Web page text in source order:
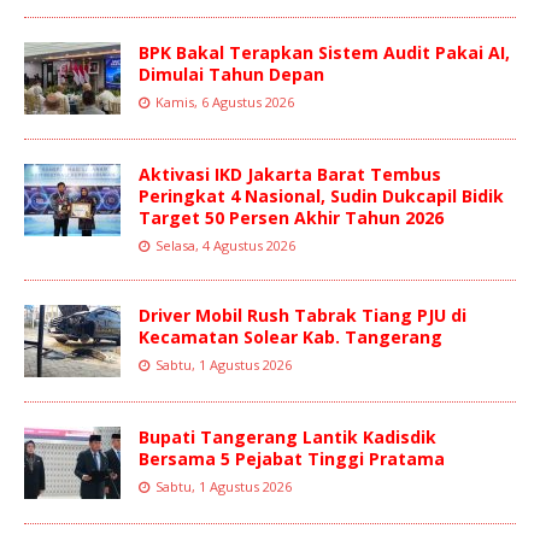
BPK Bakal Terapkan Sistem Audit Pakai AI,
Dimulai Tahun Depan
Kamis, 6 Agustus 2026
Aktivasi IKD Jakarta Barat Tembus
Peringkat 4 Nasional, Sudin Dukcapil Bidik
Target 50 Persen Akhir Tahun 2026
Selasa, 4 Agustus 2026
Driver Mobil Rush Tabrak Tiang PJU di
Kecamatan Solear Kab. Tangerang
Sabtu, 1 Agustus 2026
Bupati Tangerang Lantik Kadisdik
Bersama 5 Pejabat Tinggi Pratama
Sabtu, 1 Agustus 2026